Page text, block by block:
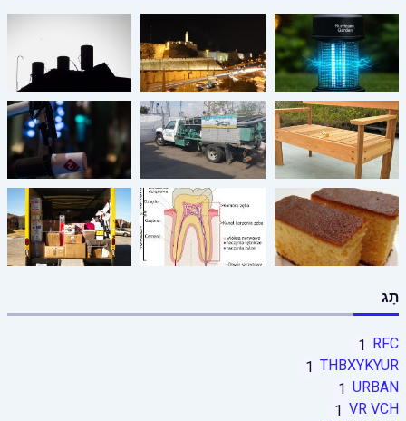
תָג
RFC
1
THBXYKYUR
1
URBAN
1
VR VCH
1